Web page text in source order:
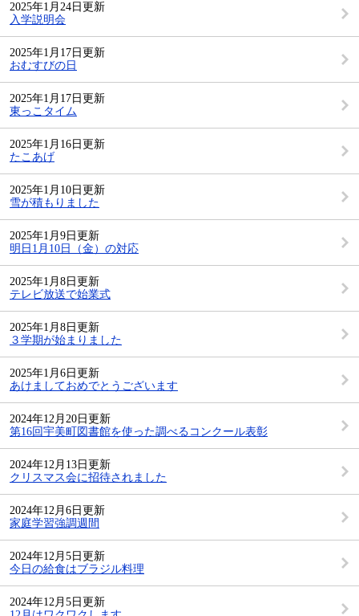
2025年1月24日更新
入学説明会
2025年1月17日更新
おむすびの日
2025年1月17日更新
東っこタイム
2025年1月16日更新
たこあげ
2025年1月10日更新
雪が積もりました
2025年1月9日更新
明日1月10日（金）の対応
2025年1月8日更新
テレビ放送で始業式
2025年1月8日更新
３学期が始まりました
2025年1月6日更新
あけましておめでとうございます
2024年12月20日更新
第16回宇美町図書館を使った調べるコンクール表彰
2024年12月13日更新
クリスマス会に招待されました
2024年12月6日更新
家庭学習強調週間
2024年12月5日更新
今日の給食はブラジル料理
2024年12月5日更新